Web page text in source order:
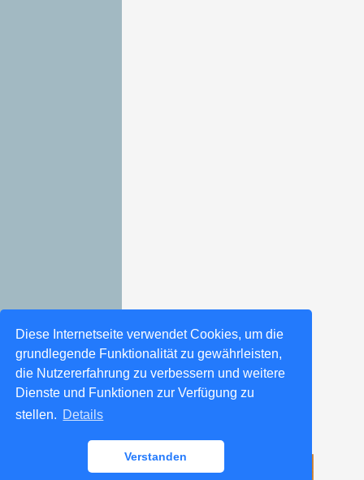
Diese Internetseite verwendet Cookies, um die
grundlegende Funktionalität zu gewährleisten,
die Nutzererfahrung zu verbessern und weitere
Dienste und Funktionen zur Verfügung zu
stellen. Details
Verstanden